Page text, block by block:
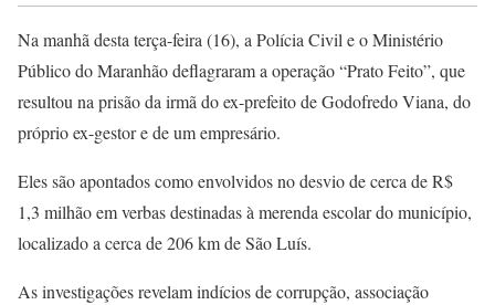
Na manhã desta terça-feira (16), a Polícia Civil e o Ministério
Público do Maranhão deflagraram a operação “Prato Feito”, que
resultou na prisão da irmã do ex-prefeito de Godofredo Viana, do
próprio ex-gestor e de um empresário.
Eles são apontados como envolvidos no desvio de cerca de R$
1,3 milhão em verbas destinadas à merenda escolar do município,
localizado a cerca de 206 km de São Luís.
As investigações revelam indícios de corrupção, associação